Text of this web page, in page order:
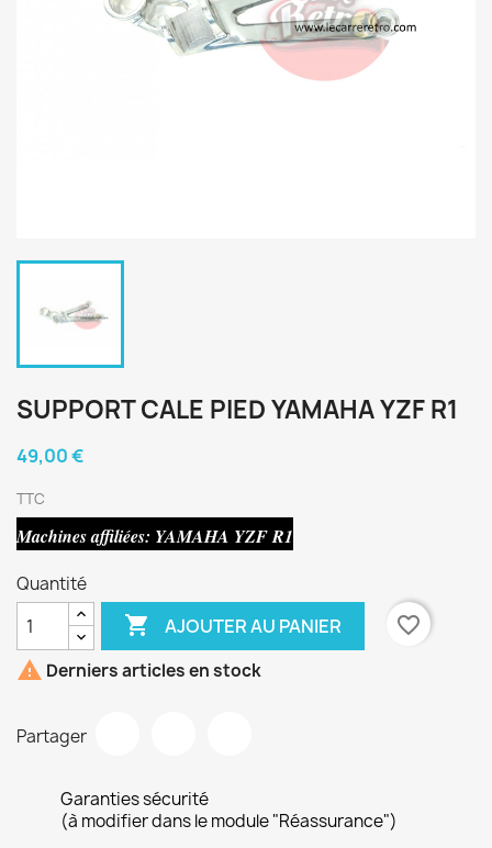
SUPPORT CALE PIED YAMAHA YZF R1
49,00 €
TTC
Machines affiliées: YAMAHA YZF R1
Quantité
 AJOUTER AU PANIER
favorite_border
 Derniers articles en stock
Partager
Garanties sécurité
(à modifier dans le module "Réassurance")